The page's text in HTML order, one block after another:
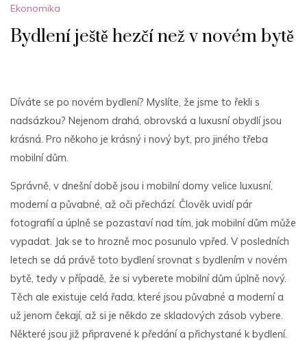
Ekonomika
Bydlení ještě hezčí než v novém bytě
Díváte se po novém bydlení? Myslíte, že jsme to řekli s
nadsázkou? Nejenom drahá, obrovská a luxusní obydlí jsou
krásná. Pro někoho je krásný i nový byt, pro jiného třeba
mobilní dům.
Správně, v dnešní době jsou i mobilní domy velice luxusní,
moderní a půvabné, až oči přechází. Člověk uvidí pár
fotografií a úplně se pozastaví nad tím, jak mobilní dům může
vypadat. Jak se to hrozně moc posunulo vpřed. V posledních
letech se dá právě toto bydlení srovnat s bydlením v novém
bytě, tedy v případě, že si vyberete mobilní dům úplně nový.
Těch ale existuje celá řada, které jsou půvabné a moderní a
už jenom čekají, až si je někdo ze skladových zásob vybere.
Některé jsou již připravené k předání a přichystané k bydlení.